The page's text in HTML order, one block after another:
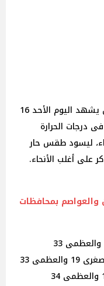
تتوقع الهيئة العامة للأرصاد الجوية، أن يشهد اليوم الأحد 16
ارتفاع فى درجات الحرارة
ليسود طقس حار
على أغلب الأنحاء.
والعواصم بمحافظات
33